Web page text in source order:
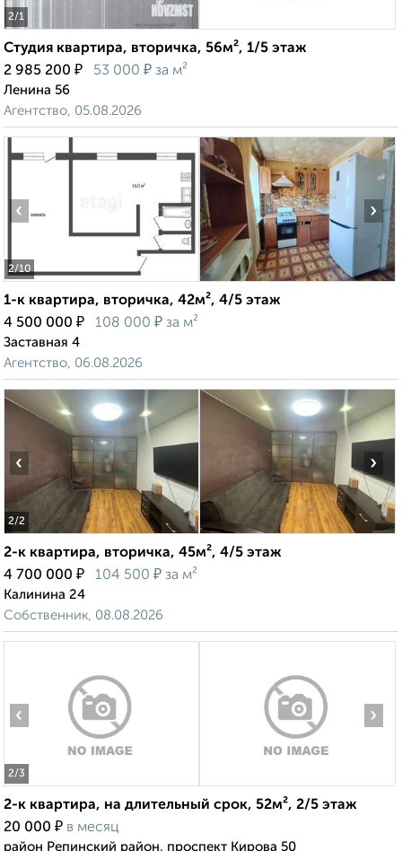
2/1
Студия квартира, вторичка, 56м², 1/5 этаж
2 985 200 ₽ 53 000 ₽ за м²
Ленина 56
Агентство, 05.08.2026
2/10
‹ ›
1-к квартира, вторичка, 42м², 4/5 этаж
4 500 000 ₽ 108 000 ₽ за м²
Заставная 4
Агентство, 06.08.2026
2/2
‹ ›
2-к квартира, вторичка, 45м², 4/5 этаж
4 700 000 ₽ 104 500 ₽ за м²
Калинина 24
Собственник, 08.08.2026
2/3
‹ ›
2-к квартира, на длительный срок, 52м², 2/5 этаж
20 000 ₽ в месяц
район Репинский район, проспект Кирова 50